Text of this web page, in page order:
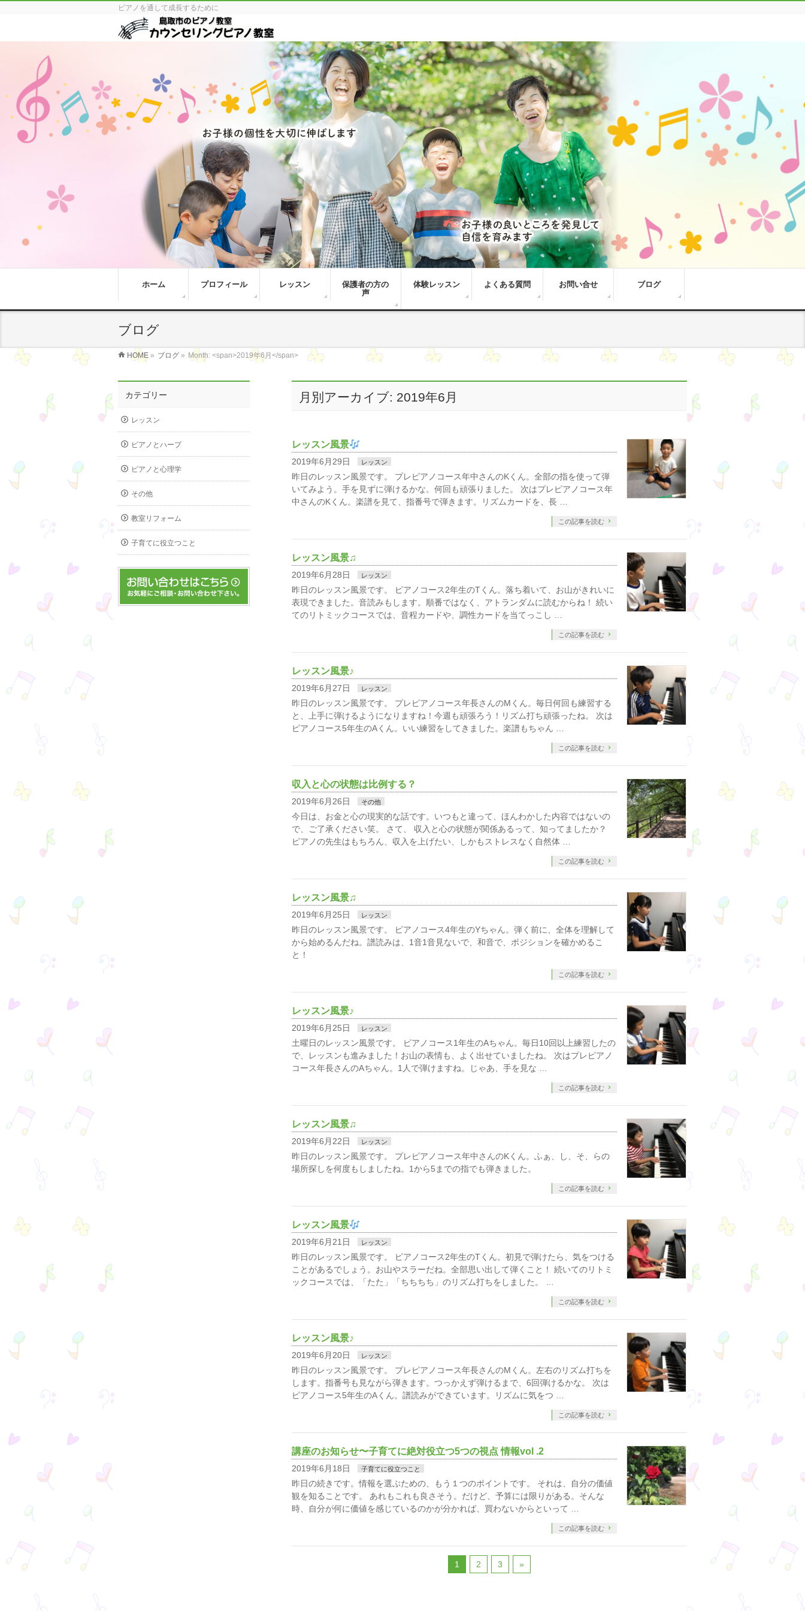
ピアノを通して成長するために
ホーム プロフィール レッスン
保護者の方の
声
体験レッスン よくある質問 お問い合せ ブログ
ブログ
HOME » ブログ » Month: <span>2019年6月</span>
月別アーカイブ: 2019年6月
レッスン風景
2019年6月29日 レッスン
昨日のレッスン風景です。 プレピアノコース年中さんのKくん。全部の指を使って弾
いてみよう。手を見ずに弾けるかな。何回も頑張りました。 次はプレピアノコース年
中さんのKくん。楽譜を見て、指番号で弾きます。リズムカードを、長 …
この記事を読む
レッスン風景♫
2019年6月28日 レッスン
昨日のレッスン風景です。 ピアノコース2年生のTくん。落ち着いて、お山がきれいに
表現できました。音読みもします。順番ではなく、アトランダムに読むからね！ 続い
てのリトミックコースでは、音程カードや、調性カードを当てっこし …
この記事を読む
レッスン風景♪
2019年6月27日 レッスン
昨日のレッスン風景です。 プレピアノコース年長さんのMくん。毎日何回も練習する
と、上手に弾けるようになりますね！今週も頑張ろう！リズム打ち頑張ったね。 次は
ピアノコース5年生のAくん。いい練習をしてきました。楽譜もちゃん …
この記事を読む
収入と心の状態は比例する？
2019年6月26日 その他
今日は、お金と心の現実的な話です。いつもと違って、ほんわかした内容ではないの
で、ご了承ください笑。 さて、 収入と心の状態が関係あるって、知ってましたか？
ピアノの先生はもちろん、収入を上げたい、しかもストレスなく自然体 …
この記事を読む
レッスン風景♫
2019年6月25日 レッスン
昨日のレッスン風景です。 ピアノコース4年生のYちゃん。弾く前に、全体を理解して
から始めるんだね。譜読みは、1音1音見ないで、和音で、ポジションを確かめるこ
と！
この記事を読む
レッスン風景♪
2019年6月25日 レッスン
土曜日のレッスン風景です。 ピアノコース1年生のAちゃん。毎日10回以上練習したの
で、レッスンも進みました！お山の表情も、よく出せていましたね。 次はプレピアノ
コース年長さんのAちゃん。1人で弾けますね。じゃあ、手を見な …
この記事を読む
レッスン風景♫
2019年6月22日 レッスン
昨日のレッスン風景です。 プレピアノコース年中さんのKくん。ふぁ、し、そ、らの
場所探しを何度もしましたね。1から5までの指でも弾きました。
この記事を読む
レッスン風景
2019年6月21日 レッスン
昨日のレッスン風景です。 ピアノコース2年生のTくん。初見で弾けたら、気をつける
ことがあるでしょう。お山やスラーだね。全部思い出して弾くこと！ 続いてのリトミ
ックコースでは、「たた」「ちちちち」のリズム打ちをしました。 …
この記事を読む
レッスン風景♪
2019年6月20日 レッスン
昨日のレッスン風景です。 プレピアノコース年長さんのMくん。左右のリズム打ちを
します。指番号も見ながら弾きます。つっかえず弾けるまで、6回弾けるかな。 次は
ピアノコース5年生のAくん。譜読みができています。リズムに気をつ …
この記事を読む
講座のお知らせ〜子育てに絶対役立つ5つの視点 情報vol .2
2019年6月18日 子育てに役立つこと
昨日の続きです。情報を選ぶための、もう１つのポイントです。 それは、自分の価値
観を知ることです。 あれもこれも良さそう。だけど、予算には限りがある。そんな
時、自分が何に価値を感じているのかが分かれば、買わないからといって …
この記事を読む
1 2 3 »
カテゴリー
レッスン
ピアノとハープ
ピアノと心理学
その他
教室リフォーム
子育てに役立つこと